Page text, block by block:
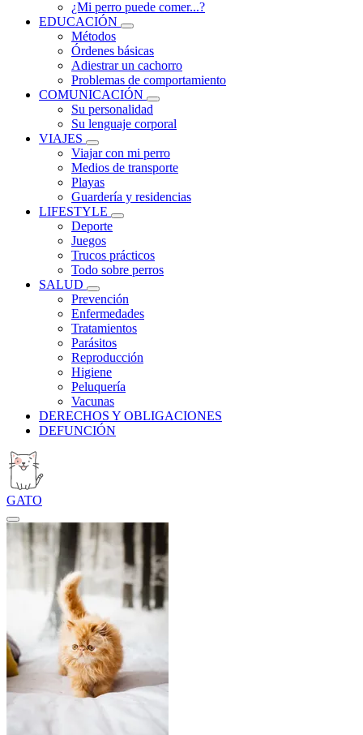
¿Mi perro puede comer...?
EDUCACIÓN
Métodos
Órdenes básicas
Adiestrar un cachorro
Problemas de comportamiento
COMUNICACIÓN
Su personalidad
Su lenguaje corporal
VIAJES
Viajar con mi perro
Medios de transporte
Playas
Guardería y residencias
LIFESTYLE
Deporte
Juegos
Trucos prácticos
Todo sobre perros
SALUD
Prevención
Enfermedades
Tratamientos
Parásitos
Reproducción
Higiene
Peluquería
Vacunas
DERECHOS Y OBLIGACIONES
DEFUNCIÓN
GATO